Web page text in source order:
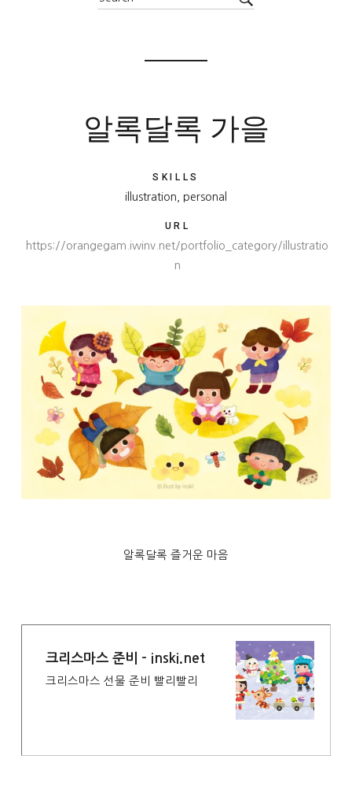
알록달록 가을
SKILLS
illustration, personal
URL
https://orangegam.iwinv.net/portfolio_category/illustratio
n
알록달록 즐거운 마음
크리스마스 준비 - inski.net
크리스마스 선물 준비 빨리빨리